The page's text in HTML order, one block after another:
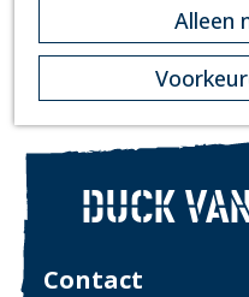
Alleen
DUCK
Contact